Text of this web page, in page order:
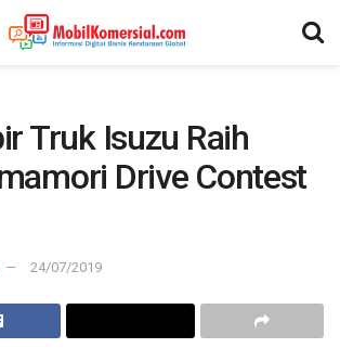
Truk Isuzu Raih
Drive Contest
24/07/2019